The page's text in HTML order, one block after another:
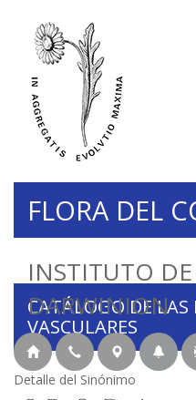
INSTITUTO
DARWINION
FLORA DEL
CATÁLOGO DE LAS
VASCULARES
Detalle del Sinónimo